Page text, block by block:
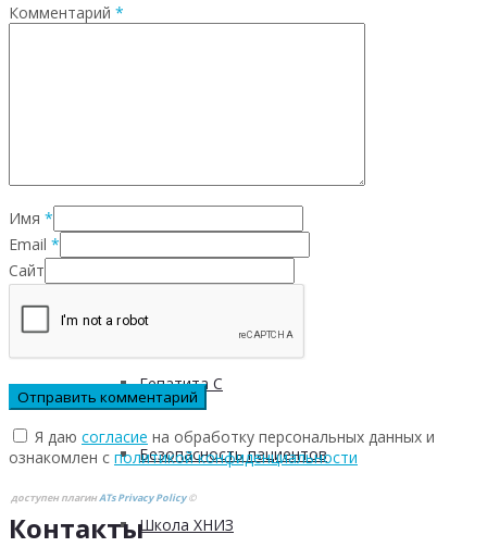
Инсульта
ХОБЛ
Гепатита С
Безопасность пациентов
Школа ХНИЗ
Комментарий *
Имя *
Email *
Сайт
Я даю согласие на обработку персональных данных и
ознакомлен с политикой конфиденциальности
доступен плагинATs Privacy Policy©
Контакты